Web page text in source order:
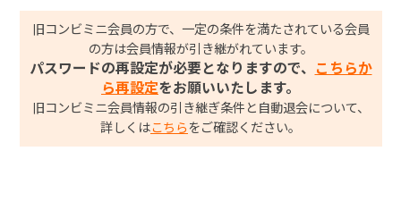
旧コンビミニ会員の方で、一定の条件を満たされている会員
の方は会員情報が引き継がれています。
パスワードの再設定が必要となりますので、
こちらか
ら再設定をお願いいたします。
旧コンビミニ会員情報の引き継ぎ条件と自動退会について、
詳しくはこちら をご確認ください。